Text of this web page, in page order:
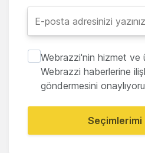
Webrazzi'nin hizmet ve
Webrazzi haberlerine
göndermesini
Seçimlerimi